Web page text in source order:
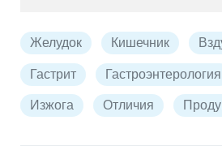
Желудок Кишечник
Гастрит Гастроэнтерология
Изжога Отличия